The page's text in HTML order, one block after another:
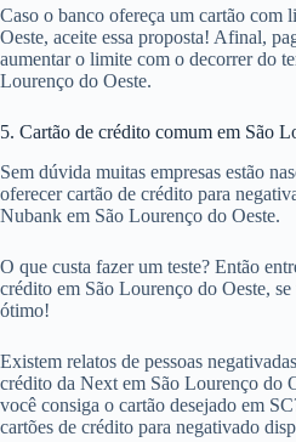
Caso o banco ofereça um cartão
Oeste, aceite essa proposta! Afinal,
aumentar o limite com o decorrer do
Lourenço do Oeste.
5. Cartão de crédito comum em São
Sem dúvida muitas empresas estão
oferecer cartão de crédito para
Nubank em São Lourenço do Oeste.
O que custa fazer um teste? Então
crédito em São Lourenço do Oeste,
ótimo!
Existem relatos de pessoas
crédito da Next em São Lourenço do
você consiga o cartão desejado em
cartões de crédito para negativado